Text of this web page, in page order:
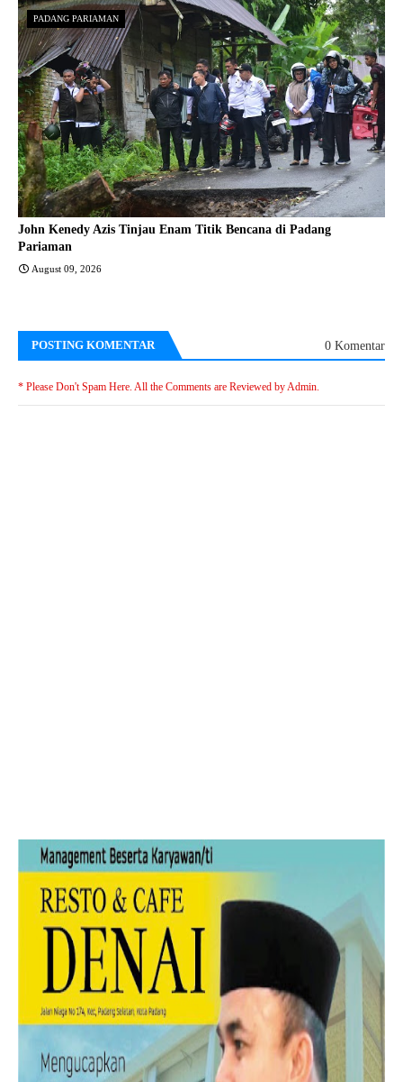
PADANG PARIAMAN
John Kenedy Azis Tinjau Enam Titik Bencana di Padang
Pariaman
August 09, 2026
POSTING KOMENTAR 0 Komentar
* Please Don't Spam Here. All the Comments are Reviewed by Admin.